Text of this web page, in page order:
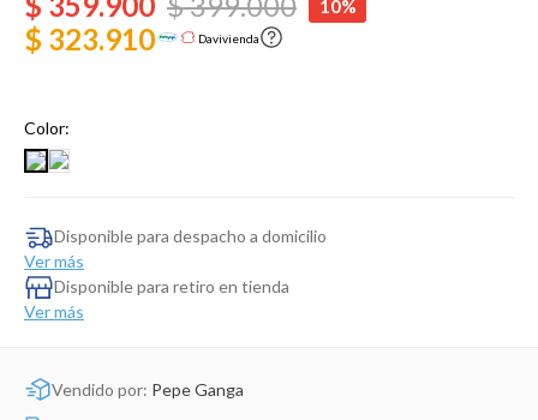
10%
$ 323.910 Davivienda
Color:
Disponible para despacho a domicilio
Ver más
Disponible para retiro en tienda
Ver más
Vendido por: Pepe Ganga
Cartas Pokemon